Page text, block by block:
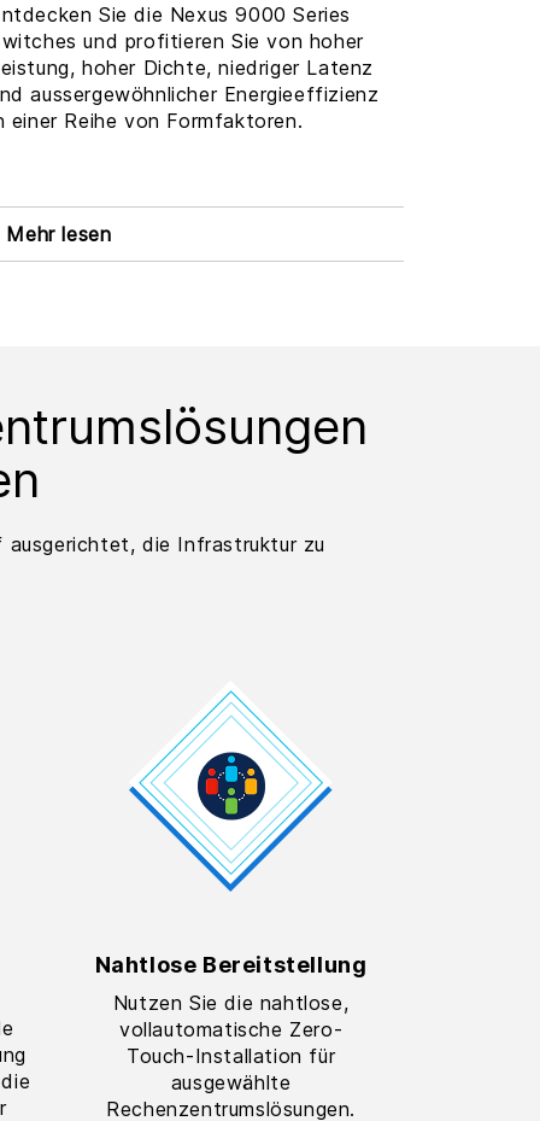
Sie die Nexus 9000 Series
und profitieren Sie von hoher
hoher Dichte, niedriger Latenz
aussergewöhnlicher Energieeffizienz
einer Reihe von Formfaktoren.
Mehr lesen
ausgerichtet, die Infrastruktur zu
Nahtlose Bereitstellung
Nutzen Sie die nahtlose,
vollautomatische Zero-
Touch-Installation für
ausgewählte
Rechenzentrumslösungen.